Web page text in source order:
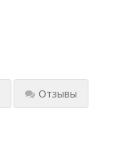
Отзывы